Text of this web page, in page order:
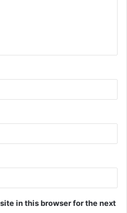
in this browser for the next